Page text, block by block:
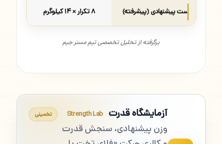
ست پیشنهادی (پیشرفته) ۸ تکرار × ۱۴ کیلوگرم
برگرفته از تحلیل تخصصی تیم مستر جیم
آزمایشگاه قدرت Strength Lab
وزن پیشنهادی، سنجش قدرت
تخمینی